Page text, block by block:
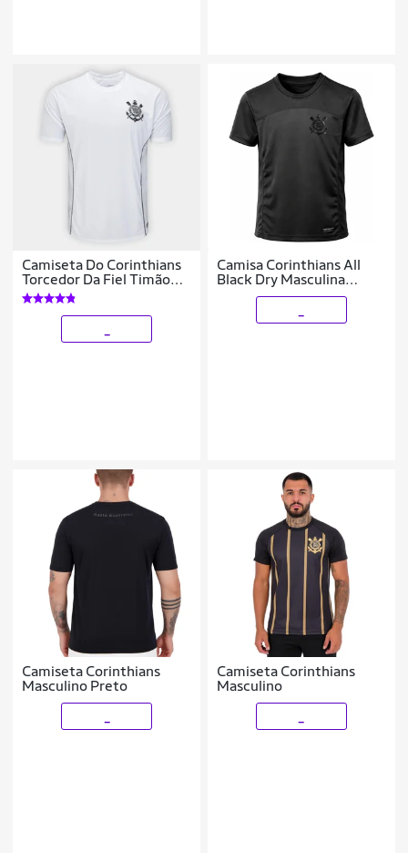
Camiseta Do Corinthians
Torcedor Da Fiel Timão
Campeão 2025
Camisa Corinthians All
Black Dry Masculina
Torcedor Coimbra
Camiseta Corinthians
Masculino Preto
Camiseta Corinthians
Masculino